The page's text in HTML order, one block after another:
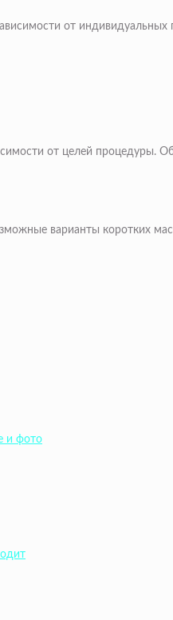
от
от целей процедуры.
варианты коротких
и фото